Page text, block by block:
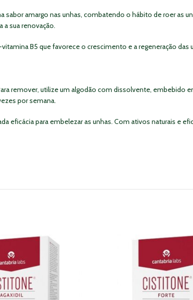
sabor amargo nas unhas, combatendo o hábito de roer as
a sua renovação.
B5 que favorece o crescimento e a regeneração
remover, utilize um algodão com dissolvente, embebido
por semana.
eficácia para embelezar as unhas. Com ativos naturais e